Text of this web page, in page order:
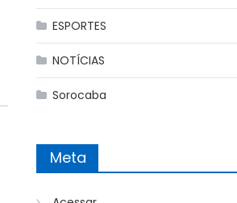
ESPORTES
NOTÍCIAS
Sorocaba
Meta